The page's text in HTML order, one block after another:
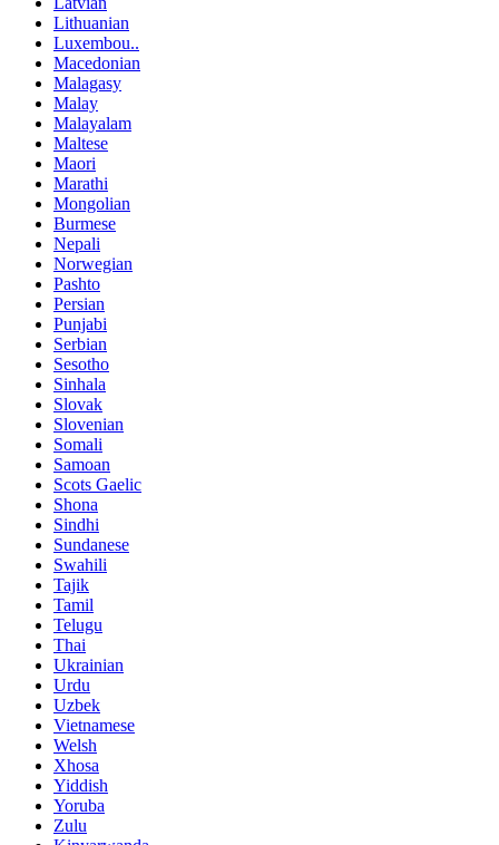
Lithuanian
Luxembou..
Macedonian
Malagasy
Malay
Malayalam
Maltese
Maori
Marathi
Mongolian
Burmese
Nepali
Norwegian
Pashto
Persian
Punjabi
Serbian
Sesotho
Sinhala
Slovak
Slovenian
Somali
Samoan
Scots Gaelic
Shona
Sindhi
Sundanese
Swahili
Tajik
Tamil
Telugu
Thai
Ukrainian
Urdu
Uzbek
Vietnamese
Welsh
Xhosa
Yiddish
Yoruba
Zulu